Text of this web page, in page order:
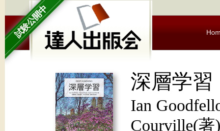
試験公開中
深層学習
Ian
Courville(